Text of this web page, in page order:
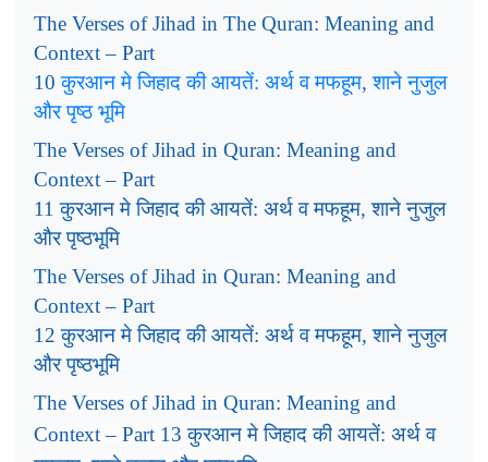
The Verses of Jihad in The Quran: Meaning and
Context – Part
10कुरआनमेजिहादकीआयतें: अर्थवमफहूम,शानेनुजुल
औरपृष्ठभूमि
The Verses of Jihad in Quran: Meaning and
Context – Part
11कुरआनमेजिहादकीआयतें: अर्थवमफहूम,शानेनुजुल
औरपृष्ठभूमि
The Verses of Jihad in Quran: Meaning and
Context – Part
12कुरआनमेजिहादकीआयतें: अर्थवमफहूम,शानेनुजुल
औरपृष्ठभूमि
The Verses of Jihad in Quran: Meaning and
Context – Part 13कुरआनमेजिहादकीआयतें: अर्थव